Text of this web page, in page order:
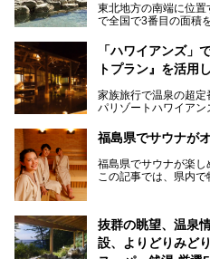
の郷土料理など夕朝
過ごし方を徹底紹介
───
提供元：オリックス
この記事は会津東山
東北地方の南端に位
で全国で3番目の面積
る「中通り」、磐梯
ある「会津地方」ま
力です。
も良好で、首都圏か
そんな福島県でチェ
「ハワイアンズ」
トプラン』を活用
家族旅行で温泉の超
パリゾートハワイアン
く温泉編」をスター
子供と一緒に安心し
のこのプランをはじ
リゾートプラン」の
福島県でサウナが
福島県でサウナが楽し
この記事では、県内
「最近疲れが溜まっ
な？」
そんな方は、ぜひサウ
抜群の眺望、温泉
設、よりどりみど